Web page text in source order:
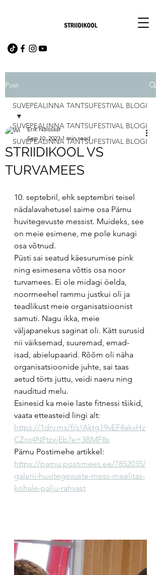
Post
SUVEPEALINNA TANTSUFESTIVAL BLOGI
SUVEPEALINNA TANTSUFESTIVAL BLOGI
SUVEPEALINNA TANTSUFESTIVAL BLOGI
STRIIDIKOOL VS
TURVAMEES
Erik Naissaar
Sep 10, 2023 1 min read
10. septebril, ehk septembri teisel
nädalavahetusel saime osa Pärnu
huvitegevuste messist. Muideks, see
on meie esimene, me pole kunagi
osa võtnud.
Püsti sai seatud käesurumise pink
ning esimesena võttis osa noor
turvamees. Ei ole midagi öelda,
noormeehel rammu justkui oli ja
teadlikust meie organisatsioonist
samuti. Nagu ikka, meie
väljapanekus saginat oli. Kätt surusid
nii väiksemad, suuremad, emad-
isad, abielupaarid. Rõõm oli näha
organisatsioonide juhte, sai taas
aetud törts juttu, veidi naeru ning
nauditud melu.
Esinesid ka meie laste fitnessi tšikid,
vaata etteasteid lingi alt:
https://1drv.ms/f/s!Aktg19vEF4akvHz
CZrq4NPtzxjEb?e=3BMF8s
Pärnu Postimehe artikkel:
https://parnu.postimees.ee/7852035/
galerii-huvitegevuste-mess-meelitas-
kohale-palju-rahvast